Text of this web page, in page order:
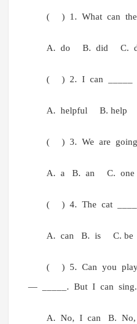
( ) 1. What can
A. do B. did C.
( ) 2. I can _____
A. helpful B. help
( ) 3. We are
A. a B. an C. one
( ) 4. The cat
A. can B. is C. be
( ) 5. Can you play
— _____. But I can
A. No, I can B.